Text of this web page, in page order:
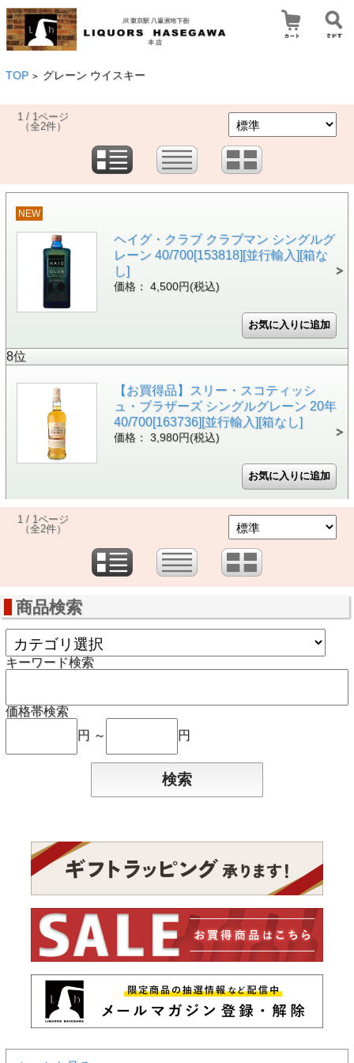
TOP > グレーン ウイスキー
1 / 1ページ
（全2件）
NEW
ヘイグ・クラブ クラブマン シングルグ
レーン 40/700[153818][並行輸入][箱な
し]
価格： 4,500円(税込)
8位
【お買得品】スリー・スコティッシ
ュ・ブラザーズ シングルグレーン 20年
40/700[163736][並行輸入][箱なし]
価格： 3,980円(税込)
1 / 1ページ
（全2件）
商品検索
キーワード検索
価格帯検索
円 ～
円